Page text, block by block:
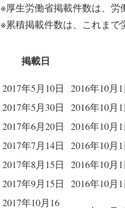
※厚生労働省掲載件数は、労
※累積掲載件数は、これまで
掲載日
2017年5月10日 2016年10月
2017年5月30日
2016年10月
2017年6月20日
2016年10月
2017年7月14日
2016年10月
2017年8月15日
2016年10月
2017年9月15日
2016年10月
2017年10月16